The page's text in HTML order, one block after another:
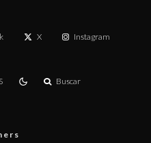
X Instagram
Buscar